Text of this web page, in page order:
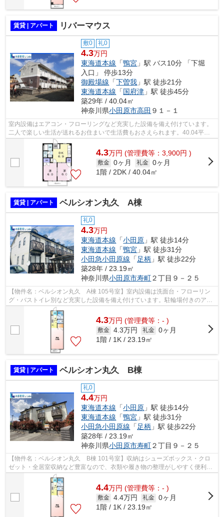
賃貸 | アパート リバーマウス
敷0 礼0
4.3万円
東海道本線 「鴨宮 」駅 バス10分 「下堀
入口」 停歩13分
御殿場線 「下曽我 」駅 徒歩21分
東海道本線 「国府津 」駅 徒歩45分
築29年 / 40.04㎡
神奈川県小田原市高田 ９１－１
室内設備はエアコン・フローリングなど充実した設備を備え付けています。
二人で楽しい生活が送れるお住まいで生活費もおさえられます。40.04平米
のお部屋です。駐車場がご利用いただけ...
4.3万円 (管理費等：3,900円 )
敷金 0ヶ月 礼金 0ヶ月
1階 / 2DK / 40.04㎡
賃貸 | アパート ベルシオン丸久 A棟
礼0
4.3万円
東海道本線 「小田原 」駅 徒歩14分
東海道本線 「鴨宮 」駅 徒歩31分
小田急小田原線 「 足柄 」駅 徒歩22分
築28年 / 23.19㎡
神奈川県小田原市寿町２丁目９－２５
【物件名：ベルシオン丸久 A棟 105号室】室内設備は洗面台・フローリン
グ・バストイレ別など充実した設備を備え付けています。駐輪場付きのアパ
ートです。車をお持ちの方にもオススメ...
4.3万円 (管理費等：- )
敷金 4.3万円 礼金 0ヶ月
1階 / 1K / 23.19㎡
賃貸 | アパート ベルシオン丸久 B棟
礼0
4.4万円
東海道本線 「小田原 」駅 徒歩14分
東海道本線 「鴨宮 」駅 徒歩31分
小田急小田原線 「足柄 」駅 徒歩22分
築28年 / 23.19㎡
神奈川県小田原市寿町２丁目９－２５
【物件名：ベルシオン丸久 B棟 101号室】収納はシューズボックス・クロ
ゼット・全居室収納など豊富なので、衣類や履き物の整理がしやすく便利で
す。室内設備はエアコン・CATVなど大変...
4.4万円 (管理費等：- )
敷金 4.4万円 礼金 0ヶ月
1階 / 1K / 23.19㎡